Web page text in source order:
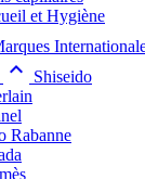
et Hygiène

Shiseido
Rabanne